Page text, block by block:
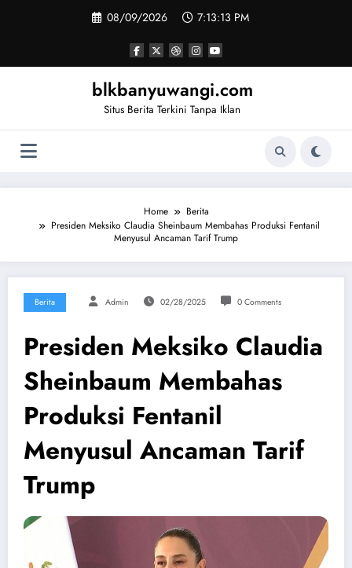
08/09/2026 7:13:14 PM
blkbanyuwangi.com
Situs Berita Terkini Tanpa Iklan
Home
Berita
Presiden Meksiko Claudia Sheinbaum Membahas Produksi Fentanil
Menyusul Ancaman Tarif Trump
Berita Admin 02/28/2025 0 Comments
Presiden Meksiko Claudia
Sheinbaum Membahas
Produksi Fentanil
Menyusul Ancaman Tarif
Trump